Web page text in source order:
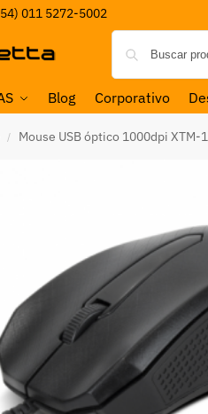
011 5272-5002
Blog Corporativo
/ Mouse USB óptico 1000dpi XTM-